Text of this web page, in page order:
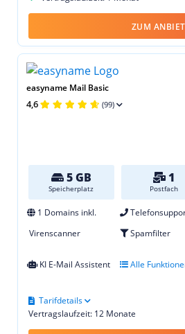
ZUM
easyname Mail Basic
4,6 (99)
5 GB
Speicherplatz
1
Postfach
1 Domains inkl.
Virenscanner
Spamfilter
KI E-Mail Assistent
Alle
Vertragslaufzeit: 12 Monate
Tarifdetails